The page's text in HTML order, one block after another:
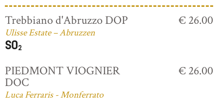
Trebbiano d'Abruzzo DOP
Ulisse Estate – Abruzzen
€ 26.00
PIEDMONT VIOGNIER
DOC
Luca Ferraris - Monferrato
€ 26.00